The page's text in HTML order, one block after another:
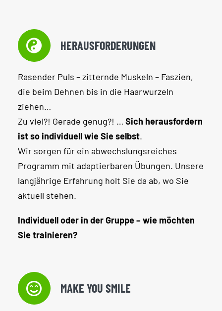
HERAUSFORDERUNGEN
Rasender Puls – zitternde Muskeln – Faszien,
die beim Dehnen bis in die Haarwurzeln
ziehen…
Zu viel?! Gerade genug?! … Sich herausfordern
ist so individuell wie Sie selbst.
Wir sorgen für ein abwechslungsreiches
Programm mit adaptierbaren Übungen. Unsere
langjährige Erfahrung holt Sie da ab, wo Sie
aktuell stehen.
Individuell oder in der Gruppe – wie möchten
Sie trainieren?
MAKE YOU SMILE